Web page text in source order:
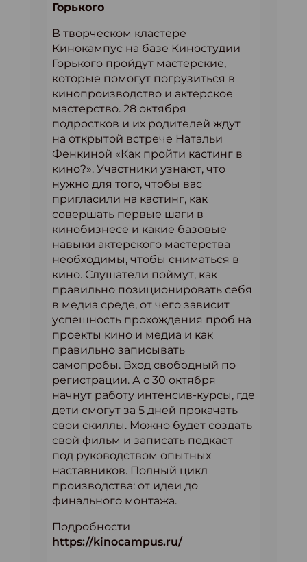
Горького
В творческом кластере
Кинокампус на базе Киностудии
Горького пройдут мастерские,
которые помогут погрузиться в
кинопроизводство и актерское
мастерство. 28 октября
подростков и их родителей ждут
на открытой встрече Натальи
Фенкиной «Как пройти кастинг в
кино?». Участники узнают, что
нужно для того, чтобы вас
пригласили на кастинг, как
совершать первые шаги в
кинобизнесе и какие базовые
навыки актерского мастерства
необходимы, чтобы сниматься в
кино. Слушатели поймут, как
правильно позиционировать себя
в медиа среде, от чего зависит
успешность прохождения проб на
проекты кино и медиа и как
правильно записывать
самопробы. Вход свободный по
регистрации. А с 30 октября
начнут работу интенсив-курсы, где
дети смогут за 5 дней прокачать
свои скиллы. Можно будет создать
свой фильм и записать подкаст
под руководством опытных
наставников. Полный цикл
производства: от идеи до
финального монтажа.
Подробности
https://kinocampus.ru/